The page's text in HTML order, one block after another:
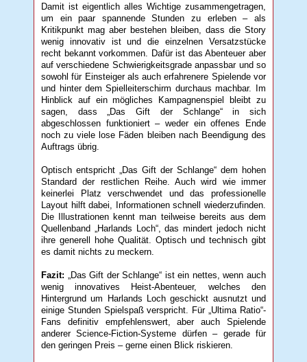
Damit ist eigentlich alles Wichtige zusammengetragen,
um ein paar spannende Stunden zu erleben – als
Kritikpunkt mag aber bestehen bleiben, dass die Story
wenig innovativ ist und die einzelnen Versatzstücke
recht bekannt vorkommen. Dafür ist das Abenteuer aber
auf verschiedene Schwierigkeitsgrade anpassbar und so
sowohl für Einsteiger als auch erfahrenere Spielende vor
und hinter dem Spielleiterschirm durchaus machbar. Im
Hinblick auf ein mögliches Kampagnenspiel bleibt zu
sagen, dass „Das Gift der Schlange“ in sich
abgeschlossen funktioniert – weder ein offenes Ende
noch zu viele lose Fäden bleiben nach Beendigung des
Auftrags übrig.
Optisch entspricht „Das Gift der Schlange“ dem hohen
Standard der restlichen Reihe. Auch wird wie immer
keinerlei Platz verschwendet und das professionelle
Layout hilft dabei, Informationen schnell wiederzufinden.
Die Illustrationen kennt man teilweise bereits aus dem
Quellenband „Harlands Loch“, das mindert jedoch nicht
ihre generell hohe Qualität. Optisch und technisch gibt
es damit nichts zu meckern.
Fazit: „Das Gift der Schlange“ ist ein nettes, wenn auch
wenig innovatives Heist-Abenteuer, welches den
Hintergrund um Harlands Loch geschickt ausnutzt und
einige Stunden Spielspaß verspricht. Für „Ultima Ratio“-
Fans definitiv empfehlenswert, aber auch Spielende
anderer Science-Fiction-Systeme dürfen – gerade für
den geringen Preis – gerne einen Blick riskieren.